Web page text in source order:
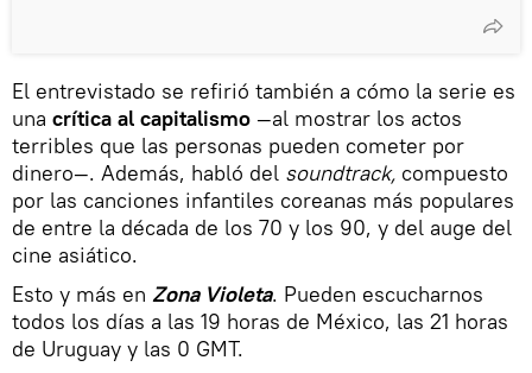
El entrevistado se refirió también a cómo la serie es
una crítica al capitalismo —al mostrar los actos
terribles que las personas pueden cometer por
dinero—. Además, habló del soundtrack, compuesto
por las canciones infantiles coreanas más populares
de entre la década de los 70 y los 90, y del auge del
cine asiático.
Esto y más en Zona Violeta. Pueden escucharnos
todos los días a las 19 horas de México, las 21 horas
de Uruguay y las 0 GMT.